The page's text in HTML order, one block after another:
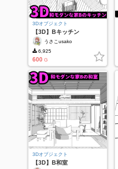
3Dオブジェクト
【3D】Bキッチン
うさこusako
6,925
600 G
3Dオブジェクト
【3D】B和室